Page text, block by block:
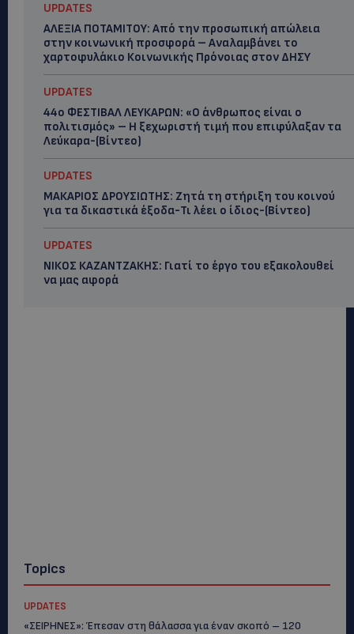
UPDATES
ΑΛΕΞΙΑ ΠΟΤΑΜΙΤΟΥ: Από την προσωπική απώλεια
στην κοινωνική προσφορά – Αναλαμβάνει το
χαρτοφυλάκιο Κοινωνικής Πρόνοιας στον ΔΗΣΥ
UPDATES
44ο ΦΕΣΤΙΒΑΛ ΛΕΥΚΑΡΩΝ: «Ο άνθρωπος είναι ο
πολιτισμός» – Η ξεχωριστή τιμή που επιφύλαξαν τα
Λεύκαρα-(Βίντεο)
UPDATES
ΜΑΚΑΡΙΟΣ ΔΡΟΥΣΙΩΤΗΣ: Ζητά τη στήριξη του κοινού
για τα δικαστικά έξοδα-Τι λέει ο ίδιος-(Βίντεο)
UPDATES
ΝΙΚΟΣ ΚΑΖΑΝΤΖΑΚΗΣ: Γιατί το έργο του εξακολουθεί
να μας αφορά
Topics
UPDATES
«ΣΕΙΡΗΝΕΣ»: Έπεσαν στη θάλασσα για έναν σκοπό – 120